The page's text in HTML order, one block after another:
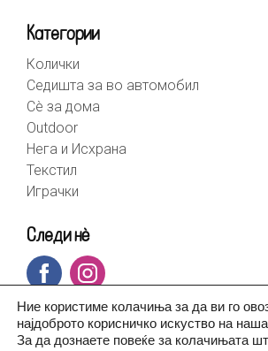
Категории
Колички
Седишта за во автомобил
Сè за дома
Outdoor
Нега и Исхрана
Текстил
Играчки
Следи нè
Ние користиме колачиња за да ви го
најдоброто корисничко искуство на
За да дознаете повеќе за колачињата